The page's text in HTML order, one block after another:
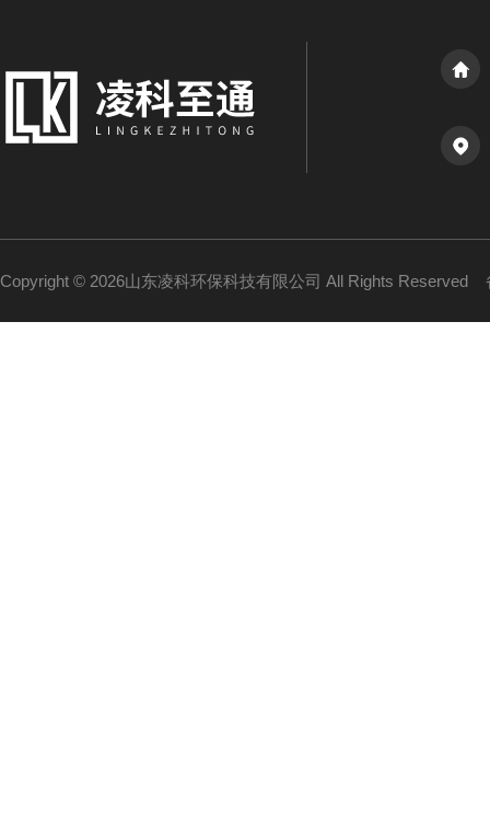
Copyright © 2026山东凌科环保科技有限公司 All Rights Reserved